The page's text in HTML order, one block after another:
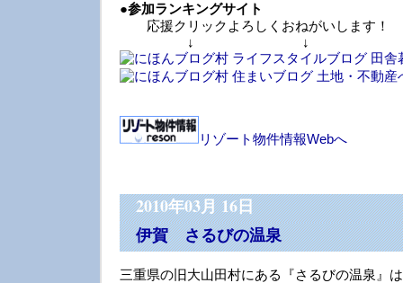
●参加ランキングサイト
応援クリックよろしくおねがいします！
↓ ↓
リゾート物件情報Webへ
2010年03月 16日
伊賀 さるびの温泉
三重県の旧大山田村にある『さるびの温泉』